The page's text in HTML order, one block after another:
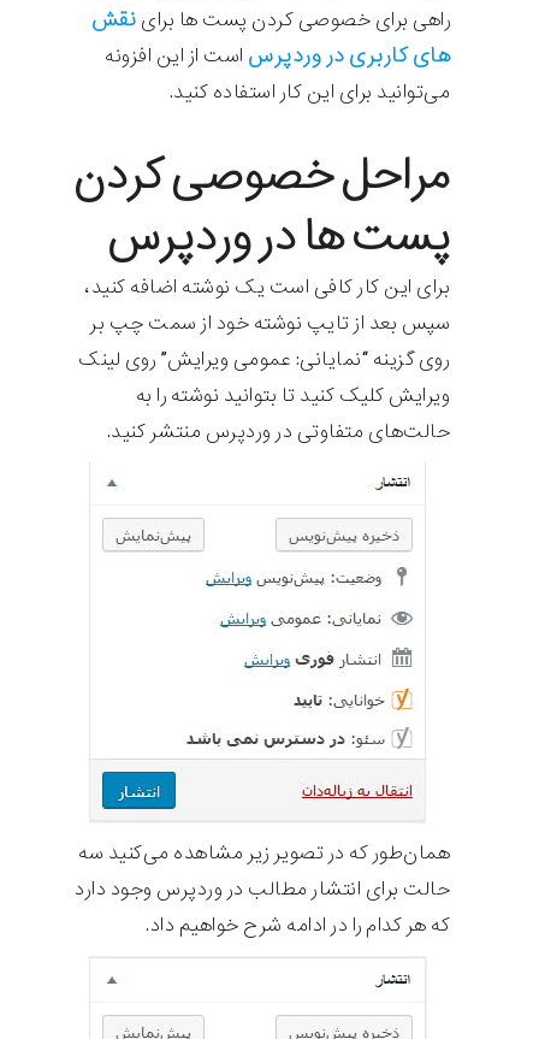
راهی برای خصوصی کردن پست ها برای نقش
های کاربری در وردپرس است از این افزونه
می‌توانید برای این کار استفاده کنید.
مراحل خصوصی کردن
پست ها در وردپرس
برای این کار کافی است یک نوشته اضافه کنید،
سپس بعد از تایپ نوشته خود از سمت چپ بر
روی گزینه “نمایانی: عمومی ویرایش” روی لینک
ویرایش کلیک کنید تا بتوانید نوشته را به
حالت‌های متفاوتی در وردپرس منتشر کنید.
همان‌طور که در تصویر زیر مشاهده می‌کنید سه
حالت برای انتشار مطالب در وردپرس وجود دارد
که هر کدام را در ادامه شرح خواهیم داد.